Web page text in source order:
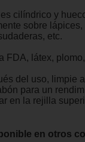
cilíndrico y
sobre
etc.
FDA, látex,
del uso, limpie
para un
en la rejilla
en otros